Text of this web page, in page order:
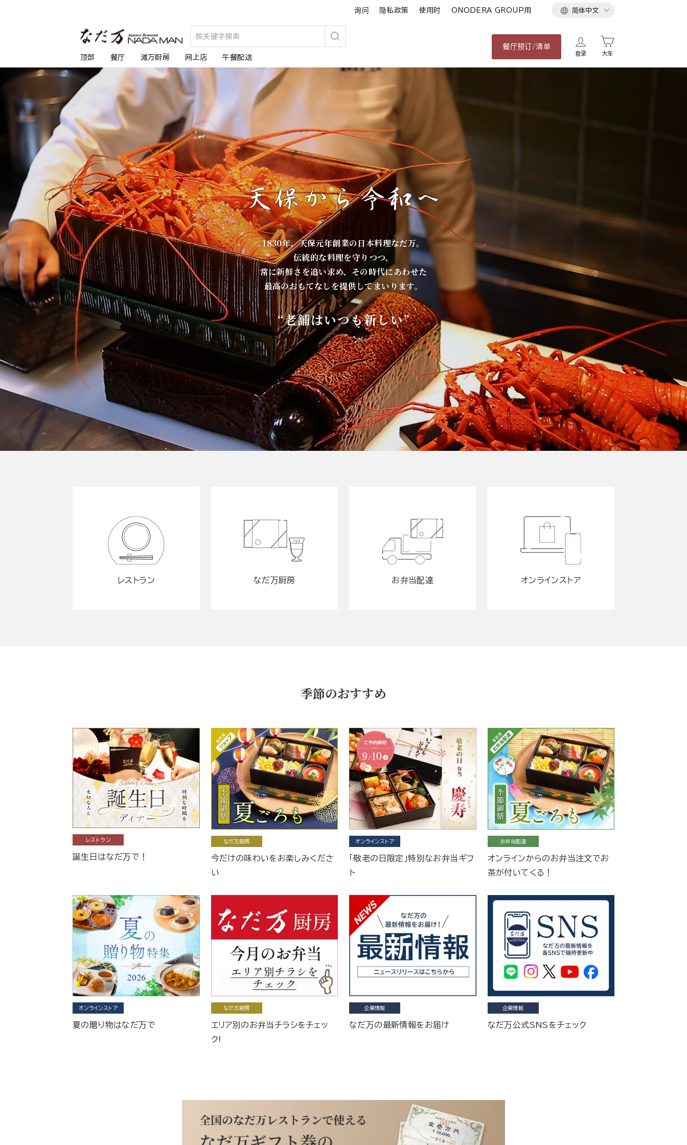
询问 隐私政策 使用时 ONODERA GROUP用
语
简体中文
な
だ
万
搜
顶部 餐厅 滩万厨房 网上店 午餐配送
餐厅预订/清单
登录 大车
1830年、天保元年創業の日本料理なだ万。
伝統的な料理を守りつつ、
常に新鮮さを追い求め、その時代にあわせた
最高のおもてなしを提供してまいります。
“老舗はいつも新しい”
レストラン なだ万厨房 お弁当配達 オンラインストア
季節のおすすめ
レストラン
誕生日はなだ万で！
なだ万厨房
今だけの味わいをお楽しみくださ
い
オンラインストア
「敬老の日限定」特別なお弁当ギフ
ト
お弁当配達
オンラインからのお弁当注文でお
茶が付いてくる！
オンラインストア
夏の贈り物はなだ万で
なだ万厨房
エリア別のお弁当チラシをチェッ
ク!
企業情報
なだ万の最新情報をお届け
企業情報
なだ万公式SNSをチェック